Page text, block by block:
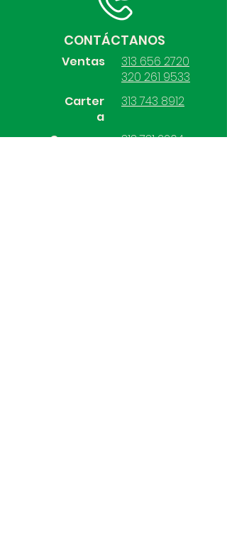
CONTÁCTANOS
Ventas
313 656 2720
320 261 9533
Carter
a
Compras
313 743 8912
313 731 2264